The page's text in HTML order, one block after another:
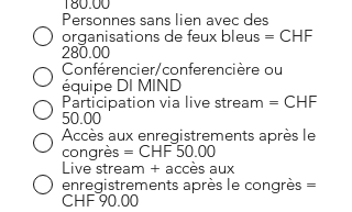
Personnes sans lien avec des
organisations de feux bleus = CHF
280.00
Conférencier/conferencière ou
équipe DI MIND
Participation via live stream = CHF
50.00
Accès aux enregistrements après le
congrès = CHF 50.00
Live stream + accès aux
enregistrements après le congrès =
CHF 90.00